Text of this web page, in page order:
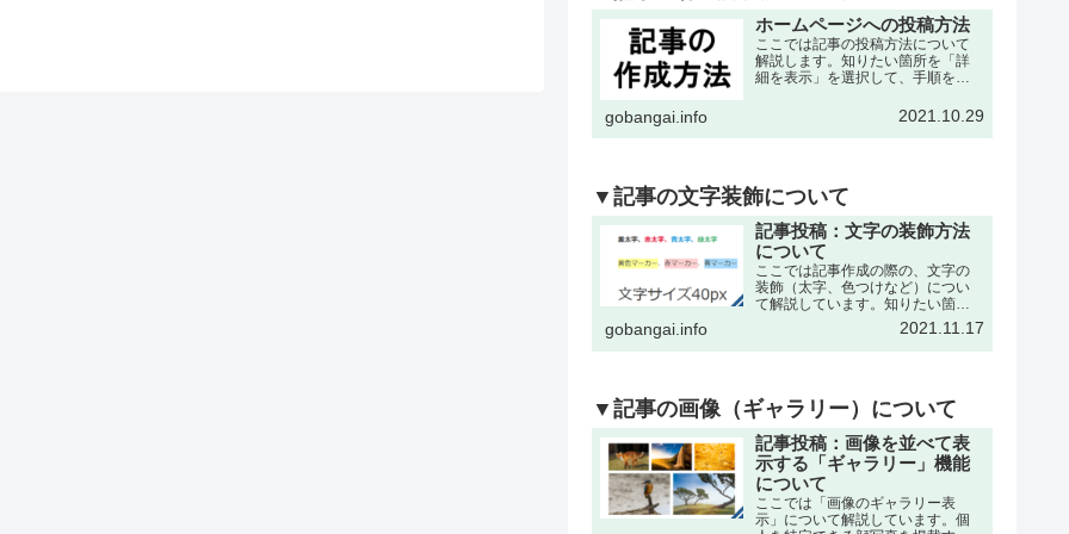
ホームページへの投稿方法
ここでは記事の投稿方法について
解説します。知りたい箇所を「詳
細を表示」を選択して、手順を確
各々の委員会・団体・クラブサー
gobangai.info 2021.10.29
▼記事の文字装飾について
記事投稿：文字の装飾方法
について
ここでは記事作成の際の、文字の
装飾（太字、色つけなど）につい
て解説しています。知りたい箇所
を「詳細を表示」を選択して、手
順を確認して下さい。※記事の作
成・編集などの基本操作は下記の
い…
gobangai.info 2021.11.17
▼記事の画像（ギャラリー）について
記事投稿：画像を並べて表
示する「ギャラリー」機能
について
ここでは「画像のギャラリー表
示」について解説しています。個